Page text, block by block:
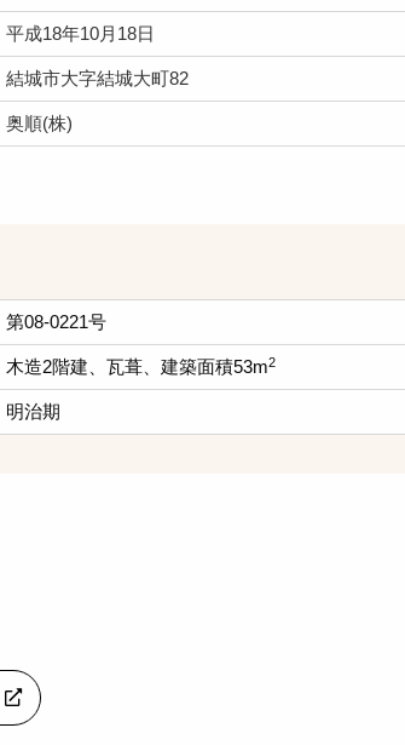
平成18年10月18日
結城市大字結城大町82
奥順(株)
第08-0221号
木造2階建、瓦葺、建築面積53m2
明治期